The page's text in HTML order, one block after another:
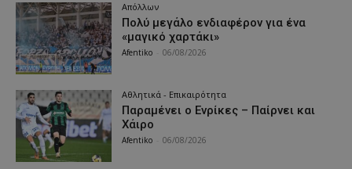
Απόλλων
Πολύ μεγάλο ενδιαφέρον για ένα
«μαγικό χαρτάκι»
Afentiko 06/08/2026
Αθλητικά - Επικαιρότητα
Παραμένει ο Ενρίκες – Παίρνει και
Χάιρο
Afentiko 06/08/2026